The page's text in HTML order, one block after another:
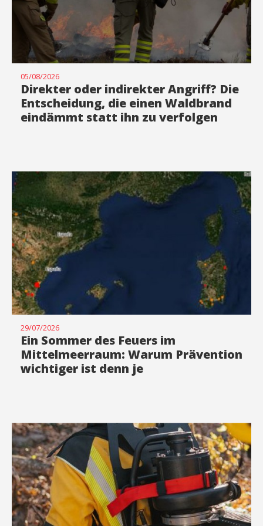
05/08/2026
Direkter oder indirekter Angriff? Die
Entscheidung, die einen Waldbrand
eindämmt statt ihn zu verfolgen
29/07/2026
Ein Sommer des Feuers im
Mittelmeerraum: Warum Prävention
wichtiger ist denn je
Diese Cookies werden verwendet, um Informationen über
die Präferenzen und persönlichen Entscheidungen des
Benutzers durch die kontinuierliche Beobachtung seiner
Surfgewohnheiten zu speichern. Dank ihnen können wir
die Surfgewohnheiten auf der Website kennen und
Werbung in Bezug auf das Surfprofil des Benutzers
anzeigen.